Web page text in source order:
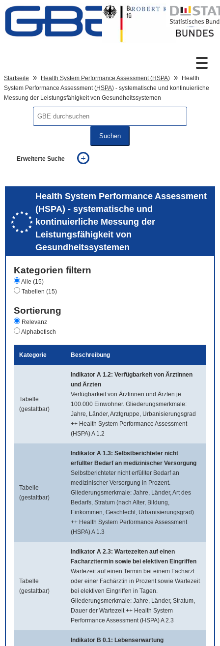
Zum Inhalt
Sprachumschaltung
Startseite Health System Performance Assessment (HSPA)
Health
System Performance Assessment (HSPA) - systematische und kontinuierliche
Messung der Leistungsfähigkeit von Gesundheitssystemen
Suchen
Erweiterte Suche
auch in allen Texten suchen (Volltextsuche)
auch Synonyme einbeziehen
auch ähnlich geschriebenes einbeziehen
Health System Performance Assessment
(HSPA) - systematische und
kontinuierliche Messung der
Leistungsfähigkeit von
Gesundheitssystemen
Kategorien filtern
Alle (15)
Tabellen (15)
Sortierung
Relevanz
Alphabetisch
Kategorie Beschreibung
Tabelle
(gestaltbar)
Indikator A 1.2: Verfügbarkeit von Ärztinnen
und Ärzten
Verfügbarkeit von Ärztinnen und Ärzten je
100.000 Einwohner. Gliederungsmerkmale:
Jahre, Länder, Arztgruppe, Urbanisierungsgrad
++ Health System Performance Assessment
(HSPA) A 1.2
Tabelle
(gestaltbar)
Indikator A 1.3: Selbstberichteter nicht
erfüllter Bedarf an medizinischer Versorgung
Selbstberichteter nicht erfüllter Bedarf an
medizinischer Versorgung in Prozent.
Gliederungsmerkmale: Jahre, Länder, Art des
Bedarfs, Stratum (nach Alter, Bildung,
Einkommen, Geschlecht, Urbanisierungsgrad)
++ Health System Performance Assessment
(HSPA) A 1.3
Tabelle
(gestaltbar)
Indikator A 2.3: Wartezeiten auf einen
Facharzttermin sowie bei elektiven Eingriffen
Wartezeit auf einen Termin bei einem Facharzt
oder einer Fachärztin in Prozent sowie Wartezeit
bei elektiven Eingriffen in Tagen.
Gliederungsmerkmale: Jahre, Länder, Stratum,
Dauer der Wartezeit ++ Health System
Performance Assessment (HSPA) A 2.3
Indikator B 0.1: Lebenserwartung